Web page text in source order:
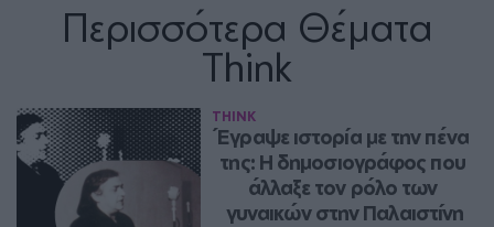
Περισσότερα Θέματα
Think
THINK
Έγραψε ιστορία με την πένα
της: Η δημοσιογράφος που
άλλαξε τον ρόλο των
γυναικών στην Παλαιστίνη